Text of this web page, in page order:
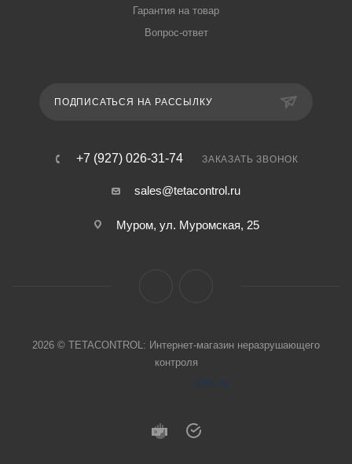
Гарантия на товар
Вопрос-ответ
ПОДПИСАТЬСЯ НА РАССЫЛКУ
+7 (927) 026-31-74 ЗАКАЗАТЬ ЗВОНОК
sales@tetacontrol.ru
Муром, ул. Муромская, 25
2026 © TETACONTROL: Интернет-магазин неразрушающего
контроля
Elec.ru